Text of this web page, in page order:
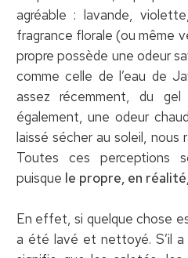
agréable : lavande,
fragrance florale (ou même
propre possède une odeur
comme celle de l’eau de
assez récemment, du gel
également, une odeur
laissé sécher au soleil, nous
Toutes ces perceptions
puisque le propre, en réalité,
En effet, si quelque chose
a été lavé et nettoyé. S’il